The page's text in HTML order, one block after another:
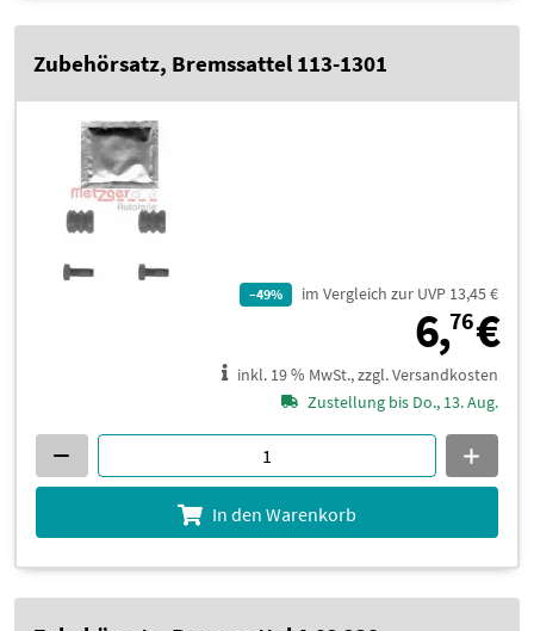
Zubehörsatz, Bremssattel 113-1301
–49% im Vergleich zur UVP 13,45 €
6,76€
inkl. 19 % MwSt., zzgl. Versandkosten
Zustellung bis Do., 13. Aug.
In den Warenkorb